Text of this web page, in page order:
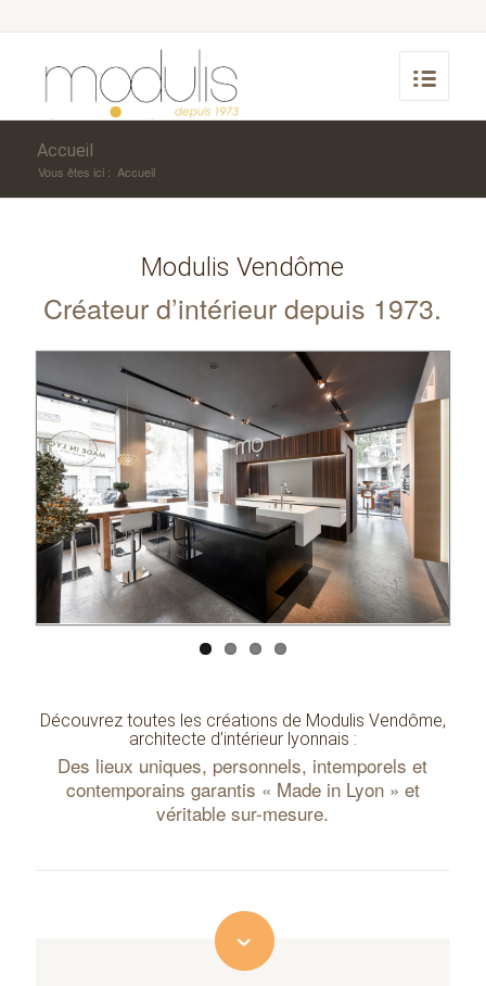
Accueil
Vous êtes ici : Accueil
Modulis Vendôme
Créateur d’intérieur depuis 1973.
Découvrez toutes les créations de Modulis Vendôme,
architecte d’intérieur lyonnais :
Des lieux uniques, personnels, intemporels et
contemporains garantis « Made in Lyon » et
véritable sur-mesure.